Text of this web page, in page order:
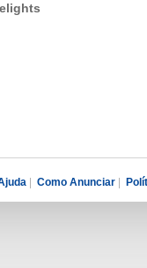
| Como Anunciar |